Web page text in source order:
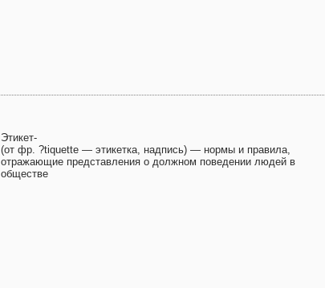
Этикет-
(от фр. ?tiquette — этикетка, надпись) — нормы и правила,
отражающие представления о должном поведении людей в
обществе